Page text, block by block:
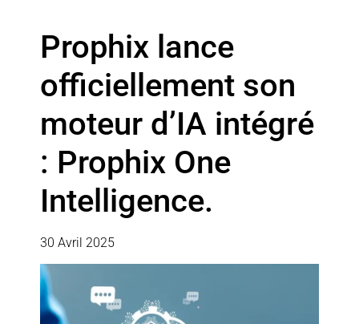
Prophix lance
officiellement son
moteur d’IA intégré
: Prophix One
Intelligence.
30 Avril 2025